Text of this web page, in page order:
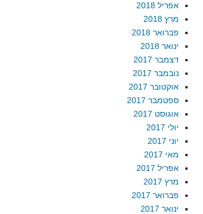
אפריל 2018
מרץ 2018
פברואר 2018
ינואר 2018
דצמבר 2017
נובמבר 2017
אוקטובר 2017
ספטמבר 2017
אוגוסט 2017
יולי 2017
יוני 2017
מאי 2017
אפריל 2017
מרץ 2017
פברואר 2017
ינואר 2017